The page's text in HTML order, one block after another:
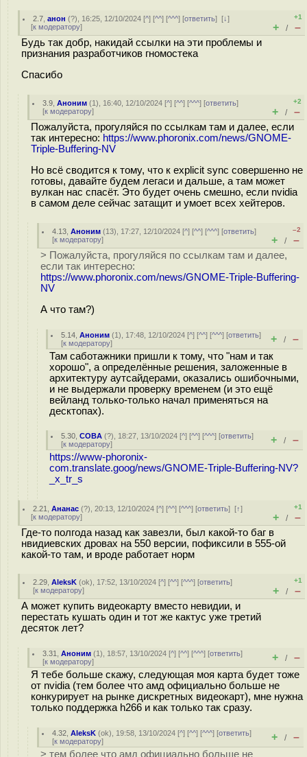
2.7 ,анон (?), 16:25, 12/10/2024 [^] [^^] [^^^] [ответить][↓]
[к модератору]
+1
+ / –
Будь так добр, накидай ссылки на эти проблемы и
признания разработчиков гномостека
Спасибо
3.9 ,Аноним (1), 16:40, 12/10/2024 [^] [^^] [^^^] [ответить]
[к модератору]
+2
+ / –
Пожалуйста, прогуляйся по ссылкам там и далее, если
так интересно: https://www.phoronix.com/news/GNOME-
Triple-Buffering-NV
Но всё сводится к тому, что к explicit sync совершенно не
готовы, давайте будем легаси и дальше, а там может
вулкан нас спасёт. Это будет очень смешно, если nvidia
в самом деле сейчас затащит и умоет всех хейтеров.
4.13 ,Аноним (13), 17:27, 12/10/2024 [^] [^^] [^^^] [ответить]
[к модератору]
–2
+ / –
> Пожалуйста, прогуляйся по ссылкам там и далее,
если так интересно:
https://www.phoronix.com/news/GNOME-Triple-Buffering-
NV
А что там?)
5.14 ,Аноним (1), 17:48, 12/10/2024 [^] [^^] [^^^] [ответить]
[к модератору] + / –
Там саботажники пришли к тому, что "нам и так
хорошо", а определённые решения, заложенные в
архитектуру аутсайдерами, оказались ошибочными,
и не выдержали проверку временем (и это ещё
вейланд только-только начал применяться на
десктопах).
5.30 ,COBA (?), 18:27, 13/10/2024 [^] [^^] [^^^] [ответить]
[к модератору] + / –
https://www-phoronix-
com.translate.goog/news/GNOME-Triple-Buffering-NV?
_x_tr_s
2.21 ,Ананас (?), 20:13, 12/10/2024 [^] [^^] [^^^] [ответить][↑]
[к модератору]
+1
+ / –
Где-то полгода назад как завезли, был какой-то баг в
нвидиевских дровах на 550 версии, пофиксили в 555-ой
какой-то там, и вроде работает норм
2.29 ,AleksK (ok), 17:52, 13/10/2024 [^] [^^] [^^^] [ответить]
[к модератору]
+1
+ / –
А может купить видеокарту вместо невидии, и
перестать кушать один и тот же кактус уже третий
десяток лет?
3.31 ,Аноним (1), 18:57, 13/10/2024 [^] [^^] [^^^] [ответить]
[к модератору] + / –
Я тебе больше скажу, следующая моя карта будет тоже
от nvidia (тем более что амд официально больше не
конкурирует на рынке дискретных видеокарт), мне нужна
только поддержка h266 и как только так сразу.
4.32 ,AleksK (ok), 19:58, 13/10/2024 [^] [^^] [^^^] [ответить]
[к модератору] + / –
> тем более что амд официально больше не